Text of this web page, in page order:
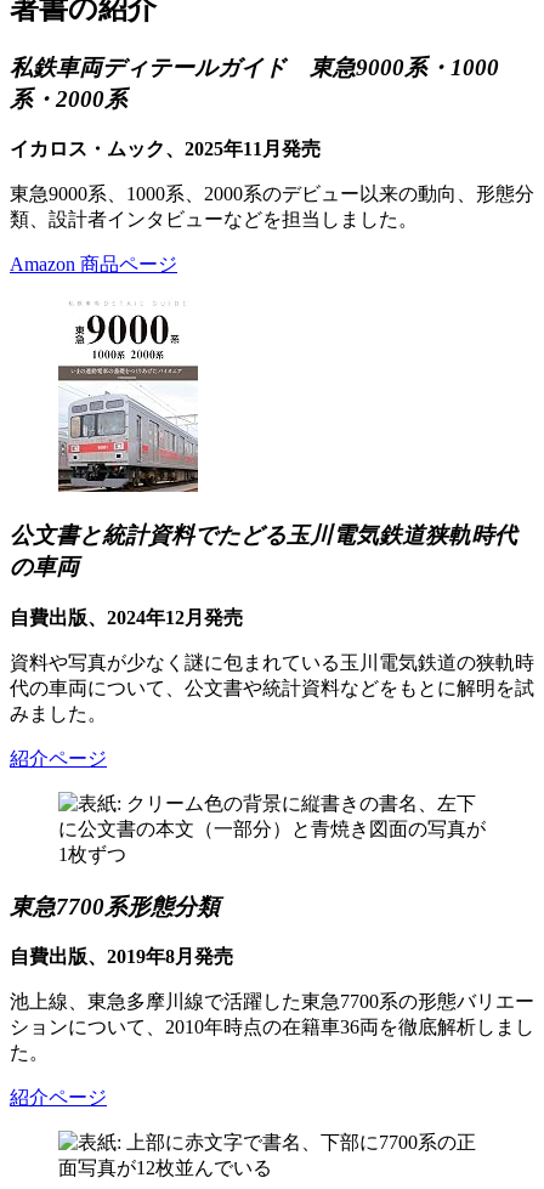
著書の紹介
私鉄車両ディテールガイド 東急9000系・1000
系・2000系
イカロス・ムック、2025年11月発売
東急9000系、1000系、2000系のデビュー以来の動向、形態分
類、設計者インタビューなどを担当しました。
Amazon 商品ページ
公文書と統計資料でたどる玉川電気鉄道狭軌時代
の車両
自費出版、2024年12月発売
資料や写真が少なく謎に包まれている玉川電気鉄道の狭軌時
代の車両について、公文書や統計資料などをもとに解明を試
みました。
紹介ページ
東急7700系形態分類
自費出版、2019年8月発売
池上線、東急多摩川線で活躍した東急7700系の形態バリエー
ションについて、2010年時点の在籍車36両を徹底解析しまし
た。
紹介ページ